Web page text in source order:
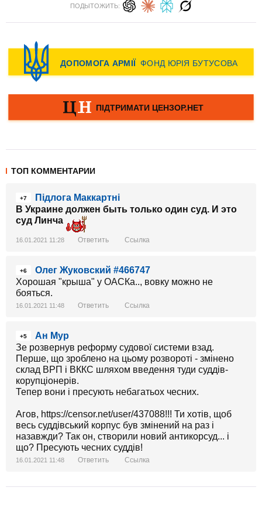
ПОДЫТОЖИТЬ:
ТОП КОММЕНТАРИИ
+7
Підлога Маккартні
В Украине должен быть только один суд. И это
суд Линча
16.01.2021 11:28 Ответить Ссылка
+6
Олег Жуковский #466747
Хорошая "крыша" у ОАСКа.., вовку можно не
бояться.
16.01.2021 11:48 Ответить Ссылка
+5
Ан Мур
Зе розвернув реформу судової системи взад.
Перше, що зроблено на цьому розвороті - змінено
склад ВРП і ВККС шляхом введення туди суддів-
корупціонерів.
Тепер вони і пресують небагатьох чесних.
Агов, https://censor.net/user/437088!!! Ти хотів, щоб
весь суддівський корпус був змінений на раз і
назавжди? Так он, створили новий антикорсуд... і
що? Пресують чесних суддів!
16.01.2021 11:48 Ответить Ссылка